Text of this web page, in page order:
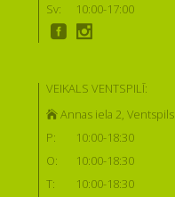
Sv:
10:00-17:00
VEIKALS VENTSPILĪ:
Annas iela 2, Ventspils
P:
10:00-18:30
O:
10:00-18:30
T:
10:00-18:30